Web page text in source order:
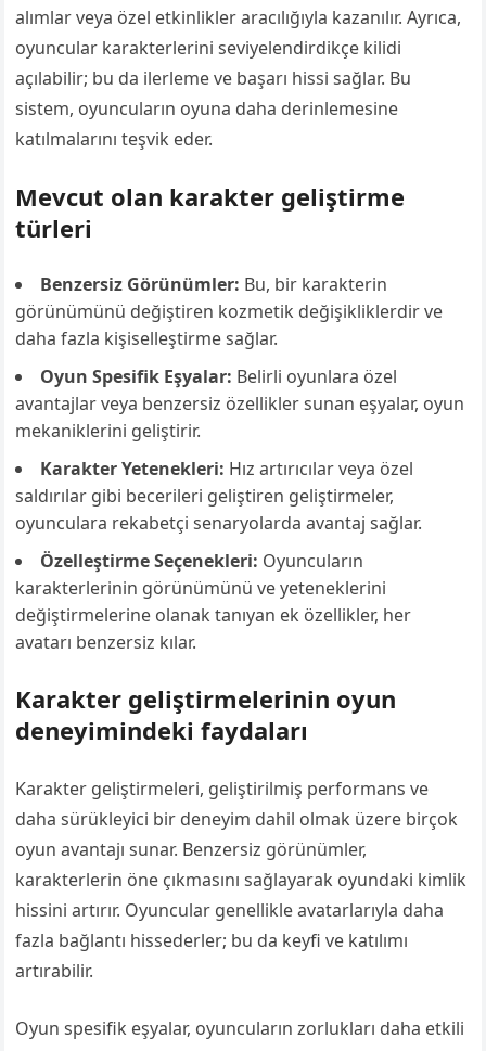
alımlar veya özel etkinlikler aracılığıyla kazanılır. Ayrıca,
oyuncular karakterlerini seviyelendirdikçe kilidi
açılabilir; bu da ilerleme ve başarı hissi sağlar. Bu
sistem, oyuncuların oyuna daha derinlemesine
katılmalarını teşvik eder.
Mevcut olan karakter geliştirme
türleri
Benzersiz Görünümler: Bu, bir karakterin
görünümünü değiştiren kozmetik değişikliklerdir ve
daha fazla kişiselleştirme sağlar.
Oyun Spesifik Eşyalar: Belirli oyunlara özel
avantajlar veya benzersiz özellikler sunan eşyalar, oyun
mekaniklerini geliştirir.
Karakter Yetenekleri: Hız artırıcılar veya özel
saldırılar gibi becerileri geliştiren geliştirmeler,
oyunculara rekabetçi senaryolarda avantaj sağlar.
Özelleştirme Seçenekleri: Oyuncuların
karakterlerinin görünümünü ve yeteneklerini
değiştirmelerine olanak tanıyan ek özellikler, her
avatarı benzersiz kılar.
Karakter geliştirmelerinin oyun
deneyimindeki faydaları
Karakter geliştirmeleri, geliştirilmiş performans ve
daha sürükleyici bir deneyim dahil olmak üzere birçok
oyun avantajı sunar. Benzersiz görünümler,
karakterlerin öne çıkmasını sağlayarak oyundaki kimlik
hissini artırır. Oyuncular genellikle avatarlarıyla daha
fazla bağlantı hissederler; bu da keyfi ve katılımı
artırabilir.
Oyun spesifik eşyalar, oyuncuların zorlukları daha etkili